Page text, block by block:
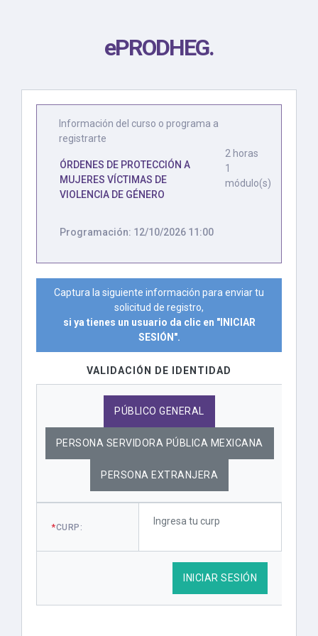
ePRODHEG.
Información del curso o programa a
registrarte
ÓRDENES DE PROTECCIÓN A
MUJERES VÍCTIMAS DE
VIOLENCIA DE GÉNERO
2 horas
1
módulo(s)
Programación: 12/10/2026 11:00
Captura la siguiente información para enviar tu
solicitud de registro,
si ya tienes un usuario da clic en "INICIAR
SESIÓN".
VALIDACIÓN DE IDENTIDAD
PÚBLICO GENERAL
PERSONA SERVIDORA PÚBLICA MEXICANA
PERSONA EXTRANJERA
*CURP:
INICIAR SESIÓN